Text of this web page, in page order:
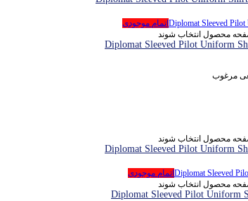
اتمام موجودی
محصول انتخاب شوند
مرغوب
محصول انتخاب شوند
اتمام موجودی
محصول انتخاب شوند